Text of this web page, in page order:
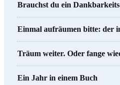
Brauchst du ein
Einmal aufräumen bitte: der
Träum weiter. Oder fange
Ein Jahr in einem Buch